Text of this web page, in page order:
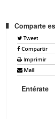
Comparte
Tweet
Compartir
Imprimir
Mail
Entérate